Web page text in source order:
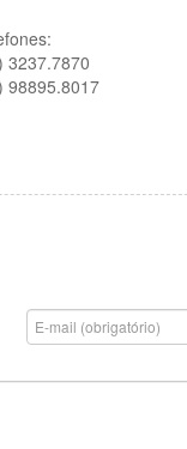
3237.7870
98895.8017